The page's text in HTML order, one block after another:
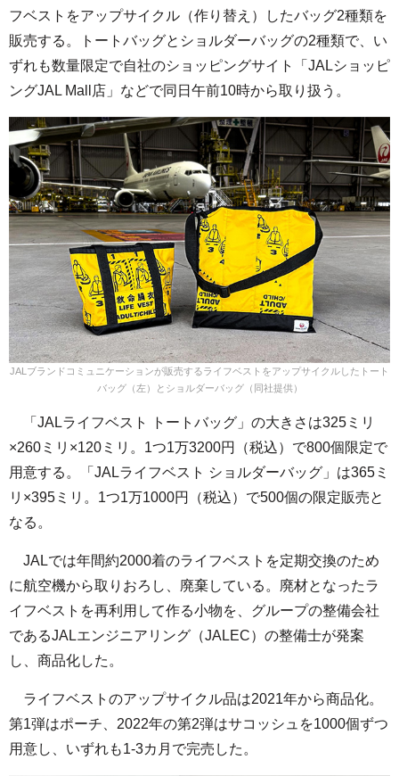
フベストをアップサイクル（作り替え）したバッグ2種類を
販売する。トートバッグとショルダーバッグの2種類で、い
ずれも数量限定で自社のショッピングサイト「JALショッピ
ングJAL Mall店」などで同日午前10時から取り扱う。
JALブランドコミュニケーションが販売するライフベストをアップサイクルしたトート
バッグ（左）とショルダーバッグ（同社提供）
「JALライフベスト トートバッグ」の大きさは325ミリ
×260ミリ×120ミリ。1つ1万3200円（税込）で800個限定で
用意する。「JALライフベスト ショルダーバッグ」は365ミ
リ×395ミリ。1つ1万1000円（税込）で500個の限定販売と
なる。
JALでは年間約2000着のライフベストを定期交換のため
に航空機から取りおろし、廃棄している。廃材となったラ
イフベストを再利用して作る小物を、グループの整備会社
であるJALエンジニアリング（JALEC）の整備士が発案
し、商品化した。
ライフベストのアップサイクル品は2021年から商品化。
第1弾はポーチ、2022年の第2弾はサコッシュを1000個ずつ
用意し、いずれも1-3カ月で完売した。